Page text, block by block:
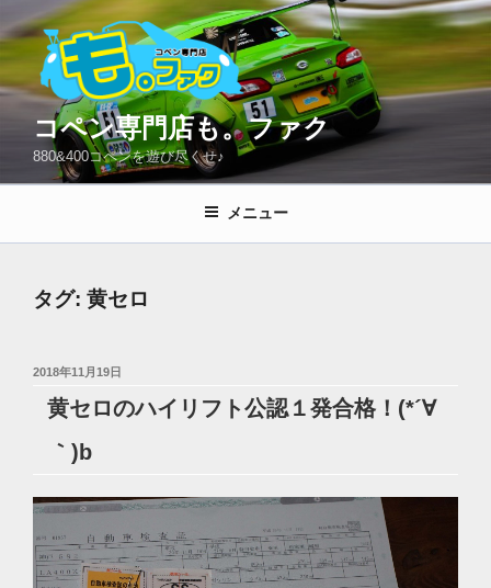
ン
テ
ン
プ
コペン専門店も。ファク
880&400コペンを遊び尽くせ♪
メニュー
タグ: 黄セロ
投
2018年11月19日
黄セロのハイリフト公認１発合格！(*´∀
｀)b